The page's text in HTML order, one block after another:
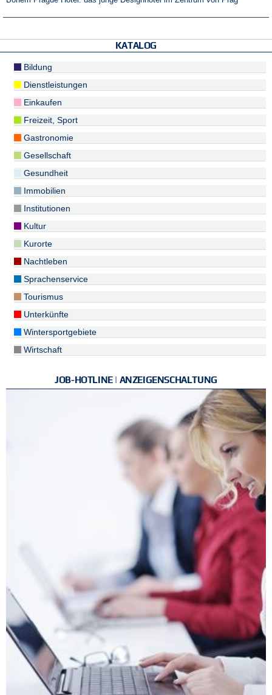
KATALOG
Bildung
Dienstleistungen
Einkaufen
Freizeit, Sport
Gastronomie
Gesellschaft
Gesundheit
Immobilien
Institutionen
Kultur
Kurorte
Nachtleben
Sprachenservice
Tourismus
Unterkünfte
Wintersportgebiete
Wirtschaft
JOB-HOTLINE | ANZEIGENSCHALTUNG